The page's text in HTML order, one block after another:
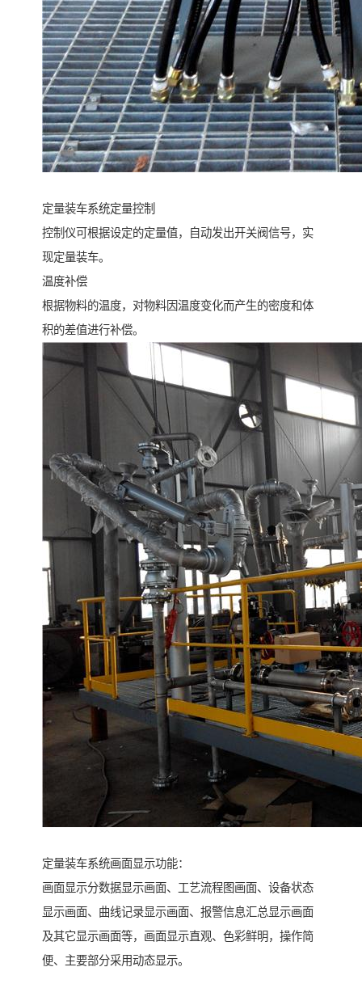
定量装车系统定量控制
控制仪可根据设定的定量值，自动发出开关阀信号，实
现定量装车。
温度补偿
根据物料的温度，对物料因温度变化而产生的密度和体
积的差值进行补偿。
定量装车系统画面显示功能：
画面显示分数据显示画面、工艺流程图画面、设备状态
显示画面、曲线记录显示画面、报警信息汇总显示画面
及其它显示画面等，画面显示直观、色彩鲜明，操作简
便、主要部分采用动态显示。